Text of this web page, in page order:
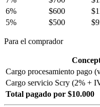
6%
$600
5%
$500
Para el comprador
Cargo procesamiento pago
Cargo servicio Scry (2% +
Total pagado por $10.000